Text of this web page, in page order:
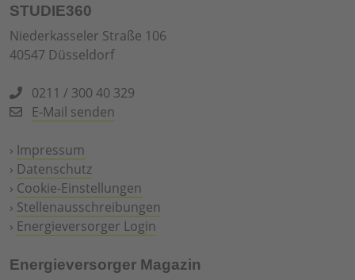
STUDIE360
Niederkasseler Straße 106
40547 Düsseldorf
0211 / 300 40 329
E-Mail senden
› Impressum
› Datenschutz
› Cookie-Einstellungen
› Stellenausschreibungen
› Energieversorger Login
Energieversorger Magazin